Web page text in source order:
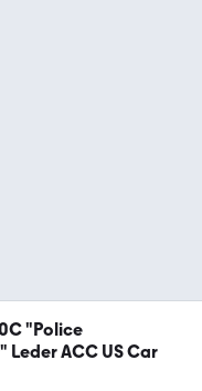
"Police
Leder ACC US Car